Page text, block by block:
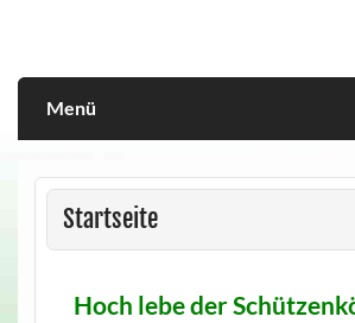
Menü
Startseite
Hoch lebe der